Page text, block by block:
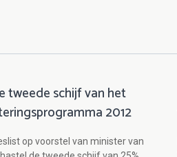
tweede schijf van het
2012
op voorstel van minister van